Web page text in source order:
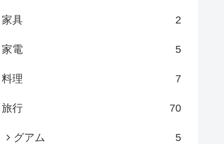
家具 2
家電 5
料理 7
旅行 70
グアム 5